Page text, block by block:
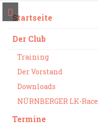
Startseite
Der Club
Training
Der Vorstand
Downloads
NÜRNBERGER LK-Race
Termine